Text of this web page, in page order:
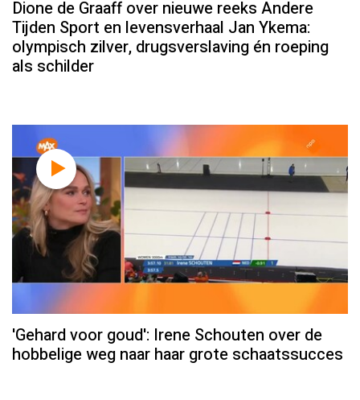
Dione de Graaff over nieuwe reeks Andere
Tijden Sport en levensverhaal Jan Ykema:
olympisch zilver, drugsverslaving én roeping
als schilder
'Gehard voor goud': Irene Schouten over de
hobbelige weg naar haar grote schaatssucces